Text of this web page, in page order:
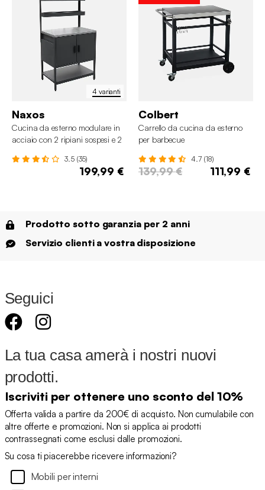
4 varianti
Naxos
Cucina da esterno modulare in
acciaio con 2 ripiani sospesi e 2
3.5 (35)
199,99 €
Colbert
Carrello da cucina da esterno
per barbecue
4.7 (18)
139,99 € 111,99 €
Prodotto sotto garanzia per 2 anni
Servizio clienti a vostra disposizione
Seguici
La tua casa amerà i nostri nuovi
prodotti.
Iscriviti per ottenere uno sconto del 10%
Offerta valida a partire da 200€ di acquisto. Non cumulabile con
altre offerte e promozioni. Non si applica ai prodotti
contrassegnati come esclusi dalle promozioni.
Su cosa ti piacerebbe ricevere informazioni?
Mobili per interni